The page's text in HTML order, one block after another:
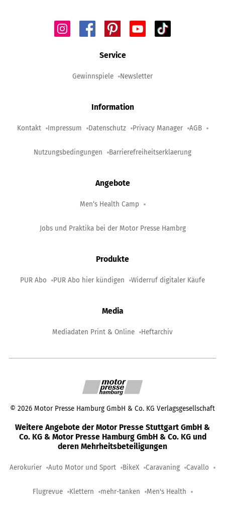
Service
Gewinnspiele Newsletter
Information
Kontakt Impressum Datenschutz Privacy Manager AGB
Nutzungsbedingungen Barrierefreiheitserklaerung
Angebote
Men‘s Health Camp
Jobs und Praktika bei der Motor Presse Hambrg
Produkte
PUR Abo PUR Abo hier kündigen Widerruf digitaler Käufe
Media
Mediadaten Print & Online Heftarchiv
© 2026 Motor Presse Hamburg GmbH & Co. KG Verlagsgesellschaft
Weitere Angebote der Motor Presse Stuttgart GmbH &
Co. KG & Motor Presse Hamburg GmbH & Co. KG und
deren Mehrheitsbeteiligungen
Aerokurier Auto Motor und Sport BikeX Caravaning Cavallo
Flugrevue Klettern mehr-tanken Men's Health